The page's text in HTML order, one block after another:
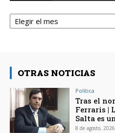
Archivos
OTRAS NOTICIAS
Política
Tras el
Ferraris |
Salta es
8 de agosto, 2026